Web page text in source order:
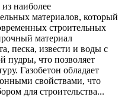
наиболее
материалов, который
строительных
материал
песка, извести и воды с
пудры, что позволяет
Газобетон обладает
свойствами, что
для строительства...